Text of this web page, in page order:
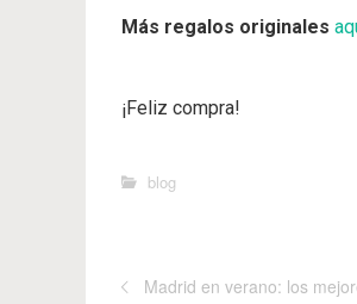
Más regalos originales
¡Feliz compra!
blog
Madrid en verano: los